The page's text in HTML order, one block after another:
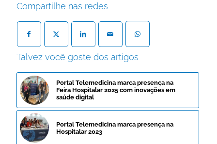
Compartilhe nas redes
Talvez você goste dos artigos
Portal Telemedicina marca presença na
Feira Hospitalar 2025 com inovações em
saúde digital
Portal Telemedicina marca presença na
Hospitalar 2023